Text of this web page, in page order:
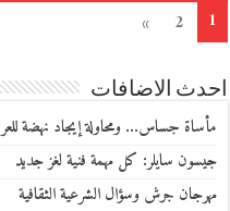
1
2
»
احدث الاضافات
مأساة جساس… ومحاولة إيجاد نهضة
جيسون سايلر: كل مهمة فنية لغز جديد
مهرجان جرش وسؤال الشرعية الثقافية